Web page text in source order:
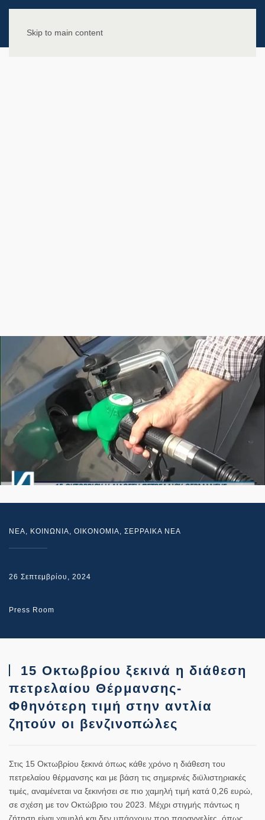
Skip to main content
NEA, ΚΟΙΝΩΝΙΑ, ΟΙΚΟΝΟΜΙΑ, ΣΕΡΡΑΙΚΑ ΝΕΑ
26 Σεπτεμβρίου, 2024
Press Room
15 Οκτωβρίου ξεκινά η διάθεση
πετρελαίου Θέρμανσης-
Φθηνότερη τιμή στην αντλία
ζητούν οι βενζινοπώλες
Στις 15 Οκτωβρίου ξεκινά όπως κάθε χρόνο η διάθεση του
πετρελαίου θέρμανσης και με βάση τις σημερινές διϋλιστηριακές
τιμές, αναμένεται να ξεκινήσει σε πιο χαμηλή τιμή κατά 0,26 ευρώ,
σε σχέση με τον Οκτώβριο του 2023. Μέχρι στιγμής πάντως η